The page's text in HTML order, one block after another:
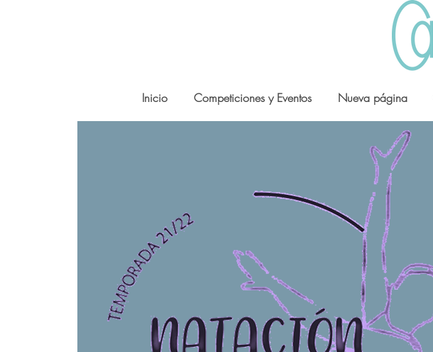
Inicio Competiciones y Eventos Nueva página